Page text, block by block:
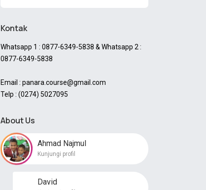
Kontak
Whatsapp 1 : 0877-6349-5838 & Whatsapp 2 :
0877-6349-5838
Email : panara.course@gmail.com
Telp : (0274) 5027095
About Us
Ahmad Najmul
Kunjungi profil
David